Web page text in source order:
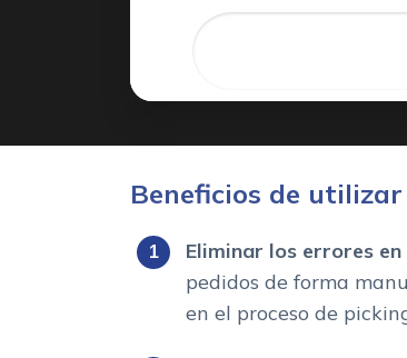
Beneficios de
Eliminar los errores
pedidos de forma
en el proceso de